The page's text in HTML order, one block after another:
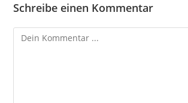
Schreibe einen Kommentar